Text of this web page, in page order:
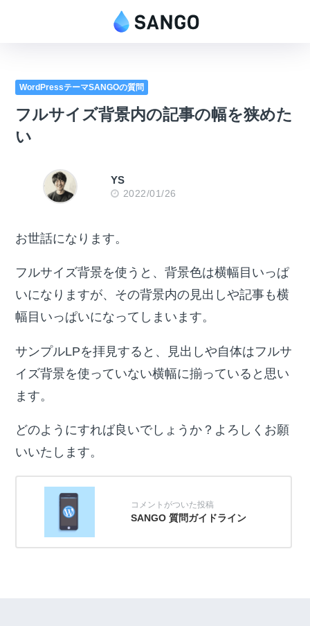
WordPressテーマSANGOの質問
フルサイズ背景内の記事の幅を狭めた
い
YS
2022/01/26
お世話になります。
フルサイズ背景を使うと、背景色は横幅目いっぱ
いになりますが、その背景内の見出しや記事も横
幅目いっぱいになってしまいます。
サンプルLPを拝見すると、見出しや自体はフルサ
イズ背景を使っていない横幅に揃っていると思い
ます。
どのようにすれば良いでしょうか？よろしくお願
いいたします。
SANGO 質問ガイドライン